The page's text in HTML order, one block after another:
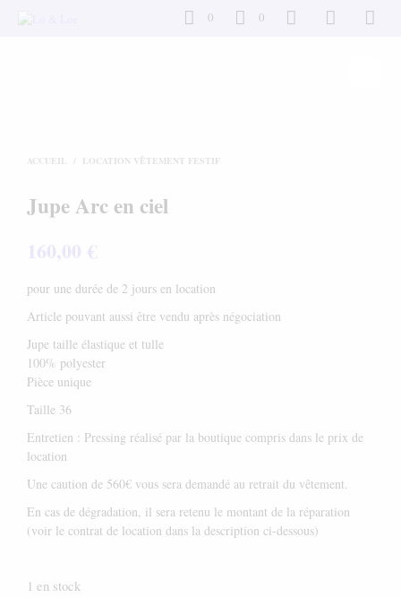
0 0
ACCUEIL LOCATION VÊTEMENT FESTIF
Jupe Arc en ciel
160,00 €
pour une durée de 2 jours en location
Article pouvant aussi être vendu après négociation
Jupe taille élastique et tulle
100% polyester
Pièce unique
Taille 36
Entretien : Pressing réalisé par la boutique compris dans le prix de
location
Une caution de 560€ vous sera demandé au retrait du vêtement.
En cas de dégradation, il sera retenu le montant de la réparation
(voir le contrat de location dans la description ci-dessous)
1 en stock